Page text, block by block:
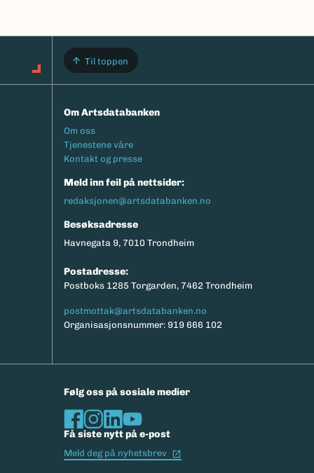
Til toppen
Om Artsdatabanken
Footermeny
Om oss
Tjenestene våre
Kontakt og presse
Meld inn feil på nettsider:
redaksjonen@artsdatabanken.no
Besøksadresse
Havnegata 9, 7010 Trondheim
Postadresse:
Postboks 1285 Torgarden, 7462 Trondheim
postmottak@artsdatabanken.no
Organisasjonsnummer: 919 666 102
Følg oss på sosiale medier
Få siste nytt på e-post
Meld deg på nyhetsbrev